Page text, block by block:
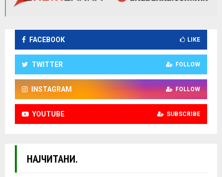
FACEBOOK LIKE
TWITTER FOLLOW
INSTAGRAM FOLLOW
YOUTUBE SUBSCRIBE
НАЈЧИТАНИ.